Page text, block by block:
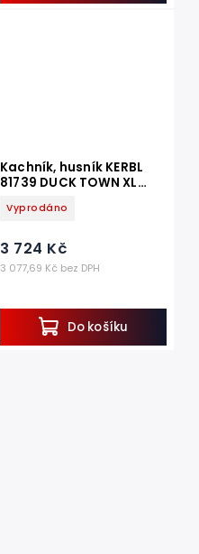
Kachník, husník KERBL
81739 DUCK TOWN XL
Vyprodáno
3 077,69 Kč bez DPH
3 724 Kč
Do košíku